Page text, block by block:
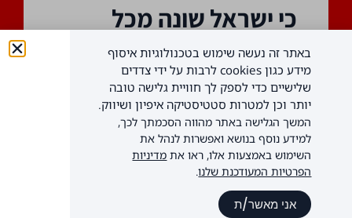
כי ישראל שונה מכל
מקום אחר!
במדינת ישראל, שורר אקלים עסקי ייחודי וקשוח
מאד! בעברית כותבים מימין לשמאל לעומת
העולם הלטיני. בישראל משרתים בצבא,
בישראל עושים דברים רבים שמייחדים את השוק
המקומי. אבל החלק החשוב ביותר ידוע לכולנו:
קשה להצליח במקום בו קיימת תחרות עזה.
ובישראל זה כך יותר מכל מקום אחר. בלי
לשאלון אפיון עסקי
באתר זה נעשה שימוש בטכנולוגיות איסוף
מידע כגון cookies לרבות על ידי צדדים
שלישיים כדי לספק לך חוויית גלישה טובה
יותר וכן למטרות סטטיסטיקה איפיון ושיווק.
המשך הגלישה באתר מהווה הסכמתך לכך,
למידע נוסף בנושא ואפשרות לנהל את
השימוש באמצעות אלו, ראו את מדיניות
הפרטיות המעודכנת שלנו.
אני מאשר/ת